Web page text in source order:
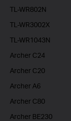
TL-WR802N
TL-WR3002X
TL-WR1043N
Archer C24
Archer C20
Archer A6
Archer C80
Archer BE230